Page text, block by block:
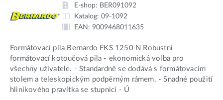
E-shop: BER091092
Katalog: 09-1092
EAN: 9009468011635
Formátovací pila Bernardo FKS 1250 N Robustní
formátovací kotoučová pila - ekonomická volba pro
všechny uživatele. - Standardně se dodává s formátovacím
stolem a teleskopickým podpěrným rámem. - Snadné použití
hliníkového pravítka se stupnicí - Ú